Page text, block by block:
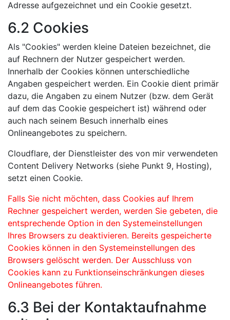
Adresse aufgezeichnet und ein Cookie gesetzt.
6.2 Cookies
Als "Cookies" werden kleine Dateien bezeichnet, die
auf Rechnern der Nutzer gespeichert werden.
Innerhalb der Cookies können unterschiedliche
Angaben gespeichert werden. Ein Cookie dient primär
dazu, die Angaben zu einem Nutzer (bzw. dem Gerät
auf dem das Cookie gespeichert ist) während oder
auch nach seinem Besuch innerhalb eines
Onlineangebotes zu speichern.
Cloudflare, der Dienstleister des von mir verwendeten
Content Delivery Networks (siehe Punkt 9, Hosting),
setzt einen Cookie.
Falls Sie nicht möchten, dass Cookies auf Ihrem
Rechner gespeichert werden, werden Sie gebeten, die
entsprechende Option in den Systemeinstellungen
Ihres Browsers zu deaktivieren. Bereits gespeicherte
Cookies können in den Systemeinstellungen des
Browsers gelöscht werden. Der Ausschluss von
Cookies kann zu Funktionseinschränkungen dieses
Onlineangebotes führen.
6.3 Bei der Kontaktaufnahme